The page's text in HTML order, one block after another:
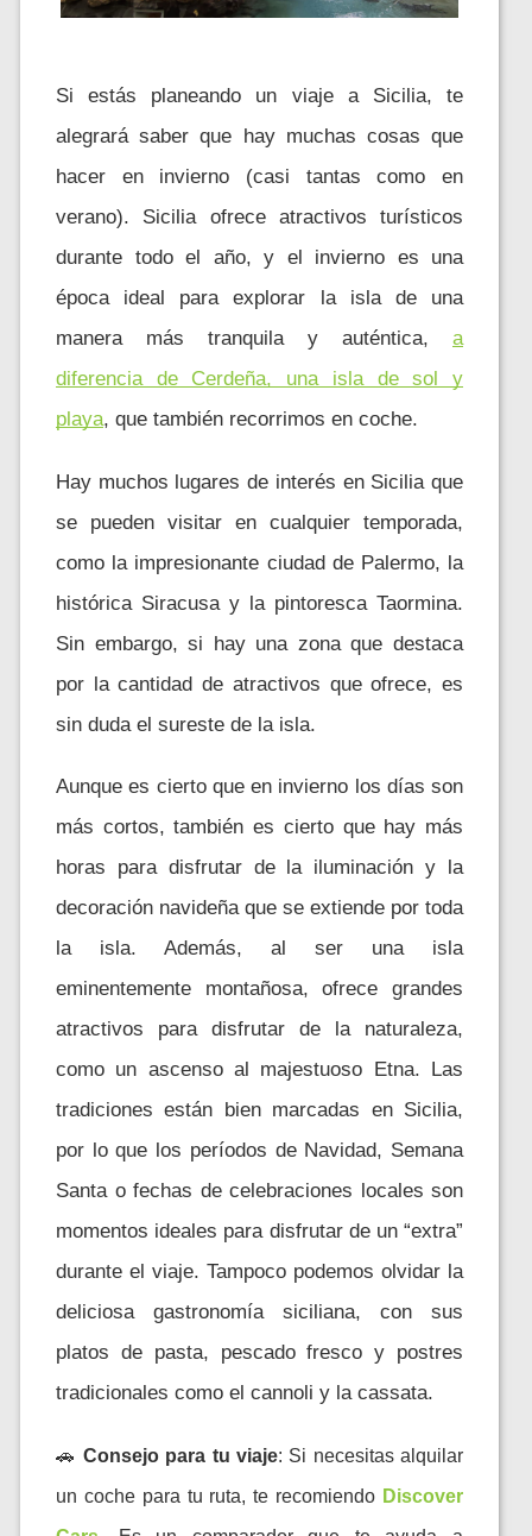
Si estás planeando un viaje a Sicilia, te
alegrará saber que hay muchas cosas que
hacer en invierno (casi tantas como en
verano). Sicilia ofrece atractivos turísticos
durante todo el año, y el invierno es una
época ideal para explorar la isla de una
manera más tranquila y auténtica, a
diferencia de Cerdeña, una isla de sol y
playa, que también recorrimos en coche.
Hay muchos lugares de interés en Sicilia que
se pueden visitar en cualquier temporada,
como la impresionante ciudad de Palermo, la
histórica Siracusa y la pintoresca Taormina.
Sin embargo, si hay una zona que destaca
por la cantidad de atractivos que ofrece, es
sin duda el sureste de la isla.
Aunque es cierto que en invierno los días son
más cortos, también es cierto que hay más
horas para disfrutar de la iluminación y la
decoración navideña que se extiende por toda
la isla. Además, al ser una isla
eminentemente montañosa, ofrece grandes
atractivos para disfrutar de la naturaleza,
como un ascenso al majestuoso Etna. Las
tradiciones están bien marcadas en Sicilia,
por lo que los períodos de Navidad, Semana
Santa o fechas de celebraciones locales son
momentos ideales para disfrutar de un “extra”
durante el viaje. Tampoco podemos olvidar la
deliciosa gastronomía siciliana, con sus
platos de pasta, pescado fresco y postres
tradicionales como el cannoli y la cassata.
🚗 Consejo para tu viaje: Si necesitas alquilar
un coche para tu ruta, te recomiendo Discover